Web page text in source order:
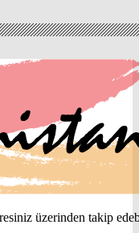
üzerinden takip